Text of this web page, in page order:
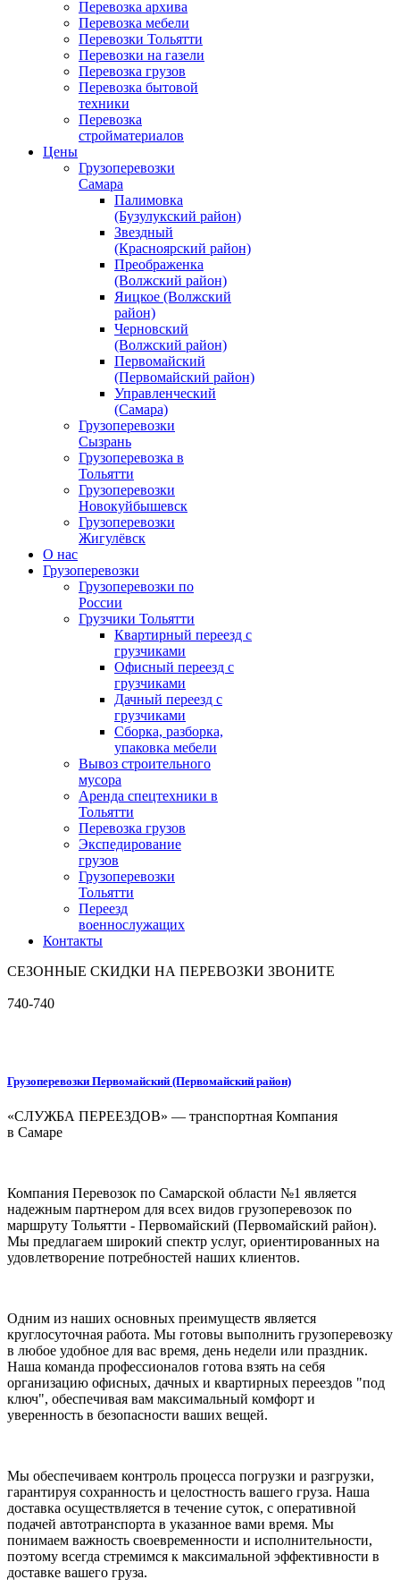
Перевозка архива
Перевозка мебели
Перевозки Тольятти
Перевозки на газели
Перевозка грузов
Перевозка бытовой
техники
Перевозка
стройматериалов
Цены
Грузоперевозки
Самара
Палимовка
(Бузулукский район)
Звездный
(Красноярский район)
Преображенка
(Волжский район)
Яицкое (Волжский
район)
Черновский
(Волжский район)
Первомайский
(Первомайский район)
Управленческий
(Самара)
Грузоперевозки
Сызрань
Грузоперевозка в
Тольятти
Грузоперевозки
Новокуйбышевск
Грузоперевозки
Жигулёвск
О нас
Грузоперевозки
Грузоперевозки по
России
Грузчики Тольятти
Квартирный переезд с
грузчиками
Офисный переезд с
грузчиками
Дачный переезд с
грузчиками
Сборка, разборка,
упаковка мебели
Вывоз строительного
мусора
Аренда спецтехники в
Тольятти
Перевозка грузов
Экспедирование
грузов
Грузоперевозки
Тольятти
Переезд
военнослужащих
Контакты
СЕЗОННЫЕ СКИДКИ НА ПЕРЕВОЗКИ ЗВОНИТЕ
740-740
Грузоперевозки Первомайский (Первомайский район)
«СЛУЖБА ПЕРЕЕЗДОВ» — транспортная Компания
в Самаре
Компания Перевозок по Самарской области №1 является
надежным партнером для всех видов грузоперевозок по
маршруту Тольятти - Первомайский (Первомайский район).
Мы предлагаем широкий спектр услуг, ориентированных на
удовлетворение потребностей наших клиентов.
Одним из наших основных преимуществ является
круглосуточная работа. Мы готовы выполнить грузоперевозку
в любое удобное для вас время, день недели или праздник.
Наша команда профессионалов готова взять на себя
организацию офисных, дачных и квартирных переездов "под
ключ", обеспечивая вам максимальный комфорт и
уверенность в безопасности ваших вещей.
Мы обеспечиваем контроль процесса погрузки и разгрузки,
гарантируя сохранность и целостность вашего груза. Наша
доставка осуществляется в течение суток, с оперативной
подачей автотранспорта в указанное вами время. Мы
понимаем важность своевременности и исполнительности,
поэтому всегда стремимся к максимальной эффективности в
доставке вашего груза.